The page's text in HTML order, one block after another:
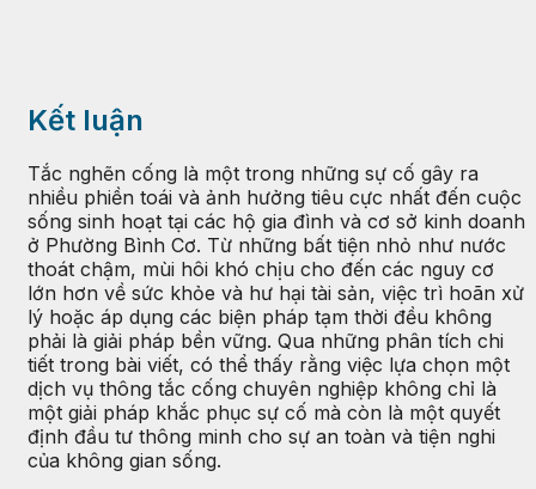
Kết luận
Tắc nghẽn cống là một trong những sự cố gây ra
nhiều phiền toái và ảnh hưởng tiêu cực nhất đến cuộc
sống sinh hoạt tại các hộ gia đình và cơ sở kinh doanh
ở Phường Bình Cơ. Từ những bất tiện nhỏ như nước
thoát chậm, mùi hôi khó chịu cho đến các nguy cơ
lớn hơn về sức khỏe và hư hại tài sản, việc trì hoãn xử
lý hoặc áp dụng các biện pháp tạm thời đều không
phải là giải pháp bền vững. Qua những phân tích chi
tiết trong bài viết, có thể thấy rằng việc lựa chọn một
dịch vụ thông tắc cống chuyên nghiệp không chỉ là
một giải pháp khắc phục sự cố mà còn là một quyết
định đầu tư thông minh cho sự an toàn và tiện nghi
của không gian sống.